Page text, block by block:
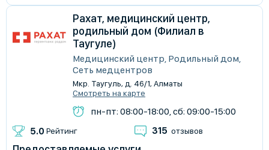
Рахат, медицинский центр,
родильный дом (Филиал в
Таугуле)
Медицинский центр, Родильный дом,
Сеть медцентров
Мкр. Таугуль, д. 46/1, Алматы
Смотреть на карте
пн-пт: 08:00-18:00, сб: 09:00-15:00
5.0 Рейтинг 315 отзывов